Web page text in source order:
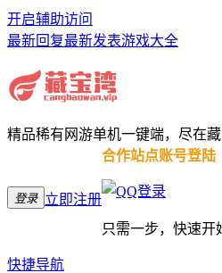
开启辅助访问
最新回复最新发表游戏大全
精品稀有网游单机一键端，尽在
登录 立即注册
合作站点账号登陆
只需一步，快速开
快捷导航